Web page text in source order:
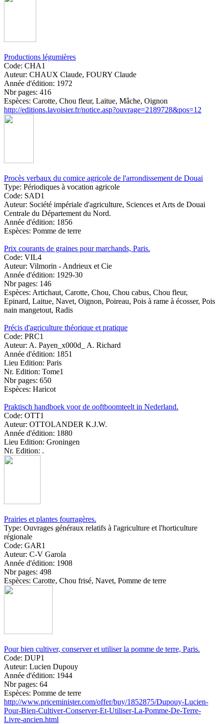
Productions légumières
Code: CHA1
Auteur: CHAUX Claude, FOURY Claude
Année d'édition: 1972
Nbr pages: 416
Espèces: Carotte, Chou fleur, Laitue, Mâche, Oignon
http://editions.lavoisier.fr/notice.asp?ouvrage=2189728&pos=12
Procès verbaux du comice agricole de l'arrondissement de Douai
Type: Périodiques à vocation agricole
Code: SAD1
Auteur: Société impériale d'agriculture, Sciences et Arts de Douai
Centrale du Département du Nord.
Année d'édition: 1856
Espèces: Pomme de terre
Prix courants de graines pour marchands, Paris.
Code: VIL4
Auteur: Vilmorin - Andrieux et Cie
Année d'édition: 1929-30
Nbr pages: 146
Espèces: Artichaut, Carotte, Chou, Chou cabus, Chou fleur,
Epinard, Laitue, Navet, Oignon, Poireau, Pois à rame à écosser, Pois
nain mangetout, Radis
Précis d'agriculture théorique et pratique
Code: PRC1
Auteur: A. Payen_x000d_ A. Richard
Année d'édition: 1851
Lieu Edition: Paris
Nr. Edition: Tome1
Nbr pages: 650
Espèces: Haricot
Praktisch handboek voor de ooftboomteelt in Nederland.
Code: OTT1
Auteur: OTTOLANDER K.J.W.
Année d'édition: 1880
Lieu Edition: Groningen
Nr. Edition: .
Prairies et plantes fourragères.
Type: Ouvrages généraux relatifs à l'agriculture et l'horticulture
régionale
Code: GAR1
Auteur: C-V Garola
Année d'édition: 1908
Nbr pages: 498
Espèces: Carotte, Chou frisé, Navet, Pomme de terre
Pour bien cultiver, conserver et utiliser la pomme de terre, Paris.
Code: DUP1
Auteur: Lucien Dupouy
Année d'édition: 1944
Nbr pages: 64
Espèces: Pomme de terre
http://www.priceminister.com/offer/buy/1852875/Dupouy-Lucien-
Pour-Bien-Cultiver-Conserver-Et-Utiliser-La-Pomme-De-Terre-
Livre-ancien.html